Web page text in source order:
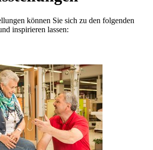
können Sie sich zu den folgenden
inspirieren lassen: